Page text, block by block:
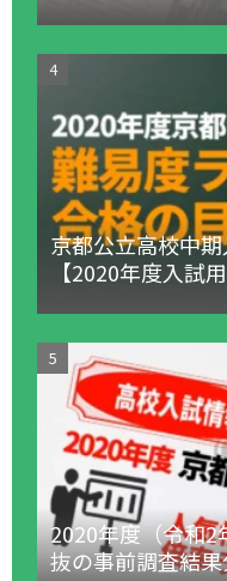
京都公立高校中
【2020年度入試用
2020年度（令和2
抜の事前調査結